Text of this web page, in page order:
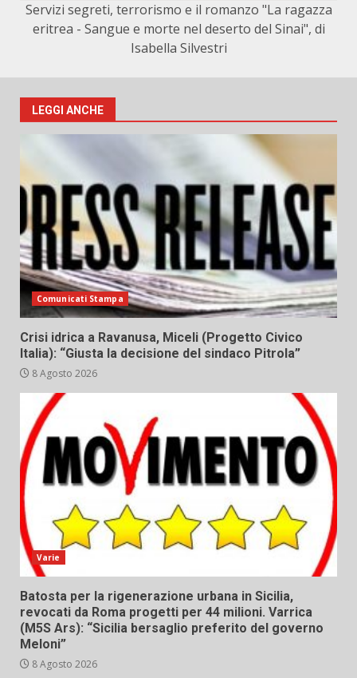
Servizi segreti, terrorismo e il romanzo "La ragazza
eritrea - Sangue e morte nel deserto del Sinai", di
Isabella Silvestri
LEGGI ANCHE
Comunicati Stampa
Crisi idrica a Ravanusa, Miceli (Progetto Civico
Italia): “Giusta la decisione del sindaco Pitrola”
8 Agosto 2026
Varie
Batosta per la rigenerazione urbana in Sicilia,
revocati da Roma progetti per 44 milioni. Varrica
(M5S Ars): “Sicilia bersaglio preferito del governo
Meloni”
8 Agosto 2026